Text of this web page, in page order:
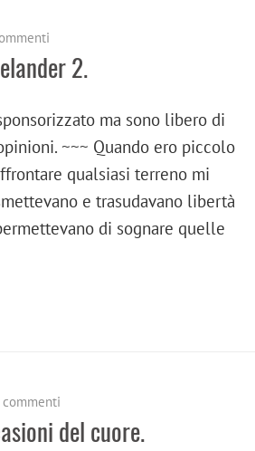
2.
ma sono libero di
~~~ Quando ero piccolo
qualsiasi terreno mi
e trasudavano libertà
di sognare quelle
commenti
del cuore.